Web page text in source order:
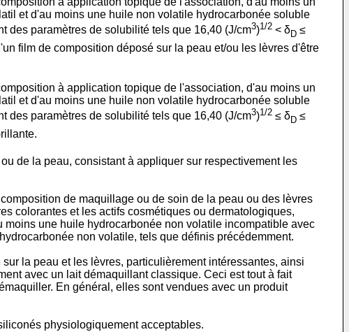
et d'au moins une huile non volatile hydrocarbonée soluble
des paramètres de solubilité tels que 16,40 (J/cm3)1/2 < δD ≤
film de composition déposé sur la peau et/ou les lèvres d'être
à application topique de l'association, d'au moins un
et d'au moins une huile non volatile hydrocarbonée soluble
des paramètres de solubilité tels que 16,40 (J/cm3)1/2 ≤ δD ≤
de la peau, consistant à appliquer sur respectivement les
de maquillage ou de soin de la peau ou des lèvres
colorantes et les actifs cosmétiques ou dermatologiques,
une huile hydrocarbonée non volatile incompatible avec
non volatile, tels que définis précédemment.
la peau et les lèvres, particulièrement intéressantes, ainsi
avec un lait démaquillant classique. Ceci est tout à fait
En général, elles sont vendues avec un produit
physiologiquement acceptables.